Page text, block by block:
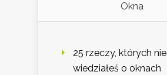
Okna
25 rzeczy, których nie
wiedziałeś o oknach